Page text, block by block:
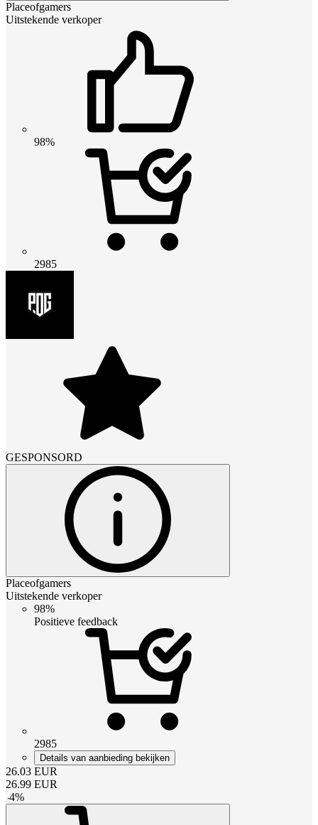
Placeofgamers
Uitstekende verkoper
98%
2985
GESPONSORD
Placeofgamers
Uitstekende verkoper
98%
Positieve feedback
2985
Details van aanbieding bekijken
26.03 EUR
26.99 EUR
-4%